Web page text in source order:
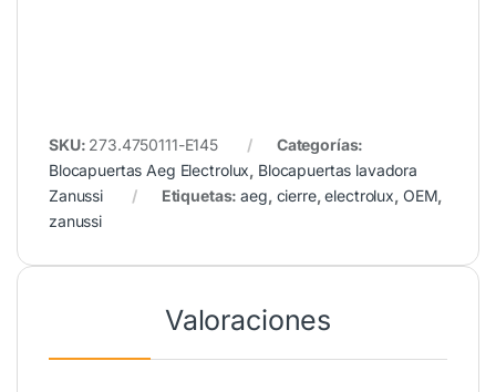
SKU: 273.4750111-E145
Categorías:
Blocapuertas Aeg Electrolux, Blocapuertas lavadora
Zanussi
Etiquetas:aeg, cierre,electrolux, OEM,
zanussi
Valoraciones